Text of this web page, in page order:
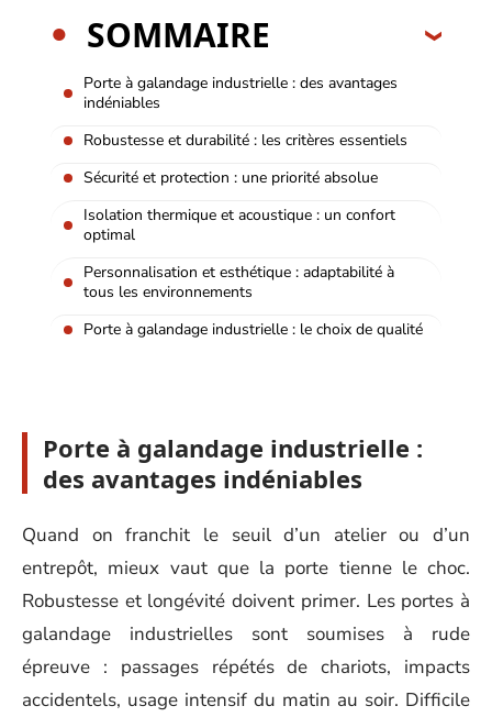
SOMMAIRE
Porte à galandage industrielle : des avantages
indéniables
Robustesse et durabilité : les critères essentiels
Sécurité et protection : une priorité absolue
Isolation thermique et acoustique : un confort
optimal
Personnalisation et esthétique : adaptabilité à
tous les environnements
Porte à galandage industrielle : le choix de qualité
Porte à galandage industrielle :
des avantages indéniables
Quand on franchit le seuil d’un atelier ou d’un
entrepôt, mieux vaut que la porte tienne le choc.
Robustesse et longévité doivent primer. Les portes à
galandage industrielles sont soumises à rude
épreuve : passages répétés de chariots, impacts
accidentels, usage intensif du matin au soir. Difficile